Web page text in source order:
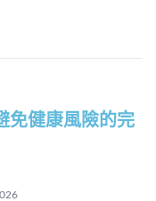
免健康風險的完